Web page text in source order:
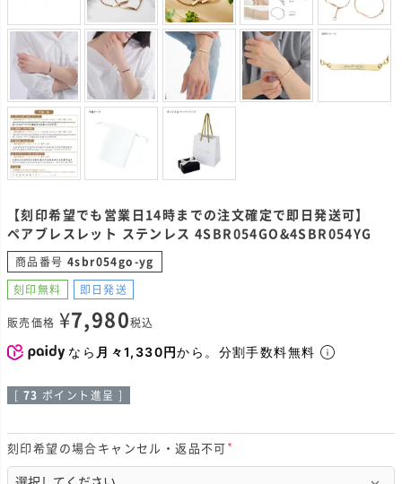
【刻印希望でも営業日14時までの注文確定で即日発送可】
ペアブレスレット ステンレス 4SBR054GO&4SBR054YG
商品番号 4sbr054go-yg
刻印無料 即日発送
販売価格 ¥7,980税込
なら 月々1,330円から。分割手数料無料
[ 73 ポイント進呈 ]
刻印希望の場合キャンセル・返品不可